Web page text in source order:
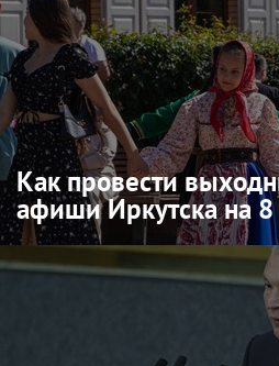
Как провести
афиши Иркутска на 8